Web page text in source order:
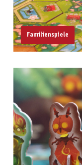
Familienspiele